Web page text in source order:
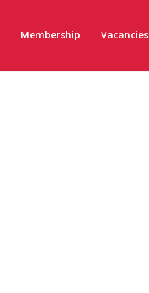
Membership Vacancies